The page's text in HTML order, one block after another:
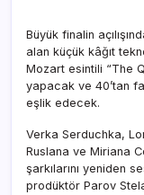
Büyük finalin
alan küçük kâğıt
Mozart esintili “The
yapacak ve 40’tan
eşlik edecek.
Verka Serduchka,
Ruslana ve Miriana
şarkılarını yeniden
prodüktör Parov